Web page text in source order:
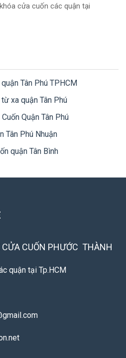
cửa cuốn các quận tại
Tân Phú TPHCM
xa quận Tân Phú
Quận Tân Phú
Tân Phú Nhuận
quận Tân Bình
CỬA CUỐN PHƯỚC THÀNH
quận tại Tp.HCM